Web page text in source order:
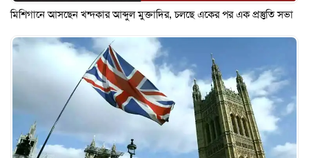
মিশিগানে আসছেন খন্দকার আব্দুল মুক্তাদির, চলছে একের পর এক প্রস্তুতি সভা